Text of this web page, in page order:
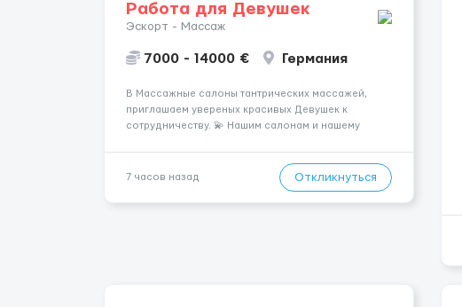
Работа для Девушек
Эскорт - Массаж
7000 - 14000 € Германия
В Массажные салоны тантрических массажей,
приглашаем увереных красивых Девушек к
сотрудничеству. 💫 Нашим салонам и нашему
заработная плата 💚Мы гарантируем Наличие
7 часов назад Откликнуться